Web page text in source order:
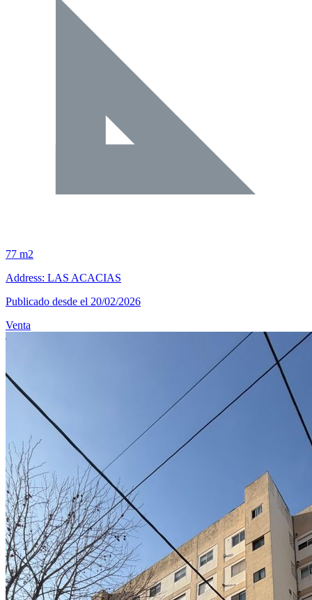
77 m2
Address: LAS ACACIAS
Publicado desde el 20/02/2026
Venta